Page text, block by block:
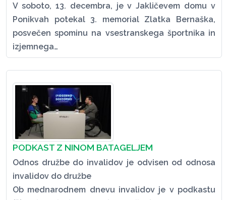
V soboto, 13. decembra, je v Jakličevem domu v
Ponikvah potekal 3. memorial Zlatka Bernaška,
posvečen spominu na vsestranskega športnika in
izjemnega…
PODKAST Z NINOM BATAGELJEM
Odnos družbe do invalidov je odvisen od odnosa
invalidov do družbe
Ob mednarodnem dnevu invalidov je v podkastu